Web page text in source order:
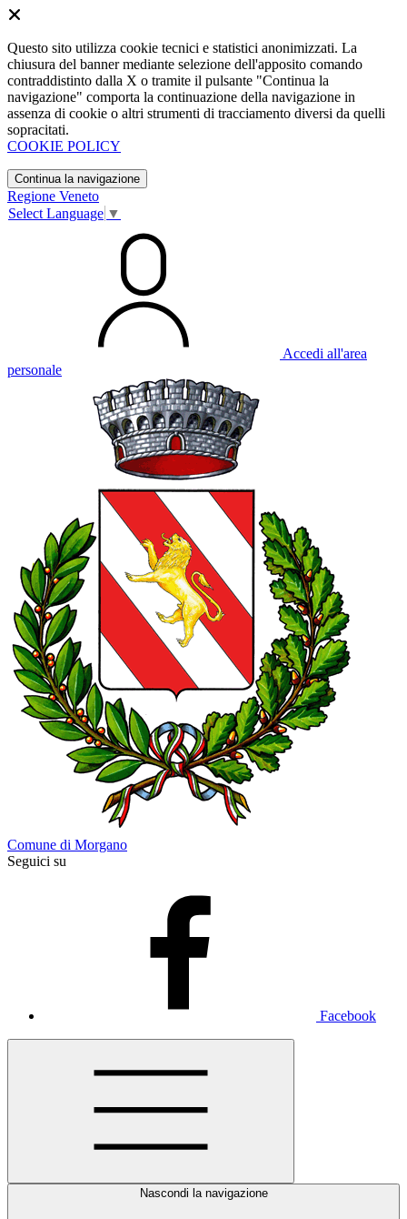
Questo sito utilizza cookie tecnici e statistici anonimizzati. La
chiusura del banner mediante selezione dell'apposito comando
contraddistinto dalla X o tramite il pulsante "Continua la
navigazione" comporta la continuazione della navigazione in
assenza di cookie o altri strumenti di tracciamento diversi da quelli
sopracitati.
COOKIE POLICY
Continua la navigazione
Regione Veneto
Select Language ▼
Accedi all'area
personale
Comune di Morgano
Seguici su
Facebook
Nascondi la navigazione